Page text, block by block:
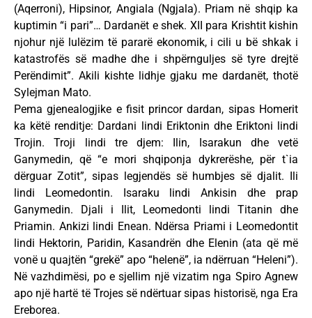
(Aqerroni), Hipsinor, Angiala (Ngjala). Priam në shqip ka
kuptimin “i pari”… Dardanët e shek. XII para Krishtit kishin
njohur një lulëzim të pararë ekonomik, i cili u bë shkak i
katastrofës së madhe dhe i shpërnguljes së tyre drejtë
Perëndimit”. Akili kishte lidhje gjaku me dardanët, thotë
Sylejman Mato.
Pema gjenealogjike e fisit princor dardan, sipas Homerit
ka këtë renditje: Dardani lindi Eriktonin dhe Eriktoni lindi
Trojin. Troji lindi tre djem: Ilin, Isarakun dhe vetë
Ganymedin, që “e mori shqiponja dykrerëshe, për t`ia
dërguar Zotit”, sipas legjendës së humbjes së djalit. Ili
lindi Leomedontin. Isaraku lindi Ankisin dhe prap
Ganymedin. Djali i Ilit, Leomedonti lindi Titanin dhe
Priamin. Ankizi lindi Enean. Ndërsa Priami i Leomedontit
lindi Hektorin, Paridin, Kasandrën dhe Elenin (ata që më
vonë u quajtën “grekë” apo “helenë”, ia ndërruan “Heleni”).
Në vazhdimësi, po e sjellim një vizatim nga Spiro Agnew
apo një hartë të Trojes së ndërtuar sipas historisë, nga Era
Ereborea.